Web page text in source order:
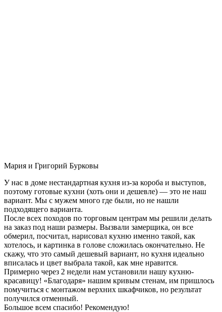
Мария и Григорий Бурковы
У нас в доме нестандартная кухня из-за короба и выступов,
поэтому готовые кухни (хоть они и дешевле) — это не наш
вариант. Мы с мужем много где были, но не нашли
подходящего варианта.
После всех походов по торговым центрам мы решили делать
на заказ под наши размеры. Вызвали замерщика, он все
обмерил, посчитал, нарисовал кухню именно такой, как
хотелось, и картинка в голове сложилась окончательно. Не
скажу, что это самый дешевый вариант, но кухня идеально
вписалась и цвет выбрала такой, как мне нравится.
Примерно через 2 недели нам установили нашу кухню-
красавицу! «Благодаря» нашим кривым стенам, им пришлось
помучиться с монтажом верхних шкафчиков, но результат
получился отменный.
Большое всем спасибо! Рекомендую!